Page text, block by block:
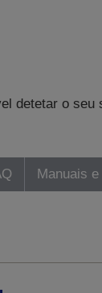
detetar o
Manuais